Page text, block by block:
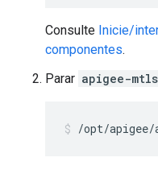
Consulte Inicie/
componentes.
Parar apigee-mtls
/opt/